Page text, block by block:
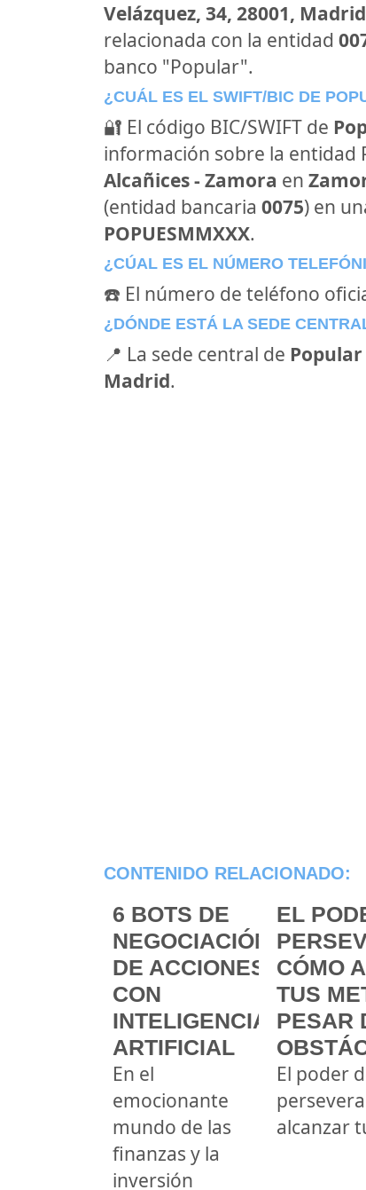
Velázquez, 34, 28001,
relacionada con la entidad
banco "Popular".
¿CUÁL ES EL SWIFT/BIC DE
🔐 El código BIC/SWIFT de
información sobre la entidad
Alcañices - Zamora en
(entidad bancaria 0075) en
POPUESMMXXX.
¿CÚAL ES EL NÚMERO
☎️ El número de teléfono
¿DÓNDE ESTÁ LA SEDE
📍 La sede central de Popular
Madrid.
CONTENIDO RELACIONADO:
6 BOTS DE
NEGOCIACIÓN
DE ACCIONES
CON
INTELIGENCIA
ARTIFICIAL
En el
emocionante
mundo de las
finanzas y la
inversión
EL
CÓMO
TUS
PESAR
El poder
alcanzar